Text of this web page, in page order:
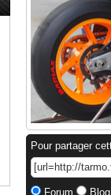
Pour partager
Forum